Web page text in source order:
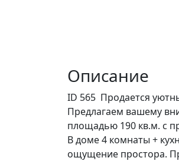
Описание
ID 565 Продается
Предлагаем вашему
площадью 190 кв.м. с
В доме 4 комнаты +
ощущение простора.